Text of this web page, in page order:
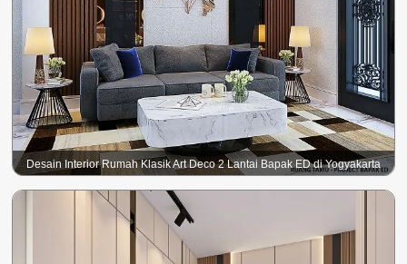
Desain Interior Rumah Klasik Art Deco 2 Lantai Bapak ED di Yogyakarta